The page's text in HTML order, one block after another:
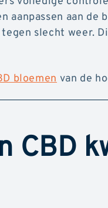
aanpassen aan de
slecht weer.
bloemen van de
CBD